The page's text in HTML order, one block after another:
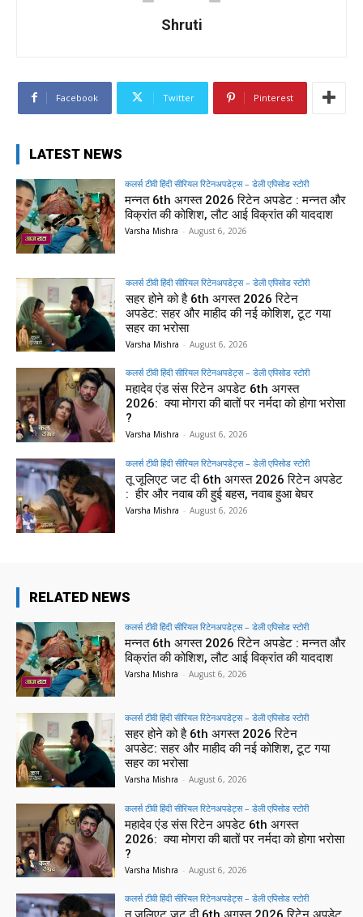
Shruti
Facebook Twitter Pinterest
LATEST NEWS
कलर्स टीवी हिंदी सीरियल रिटेनअपडेट्स – डेली एपिसोड स्टोरी
मन्नत 6th अगस्त 2026 रिटेन अपडेट : मन्नत और
विक्रांत की कोशिश, लौट आई विक्रांत की याददाश
Varsha Mishra - August 6, 2026
कलर्स टीवी हिंदी सीरियल रिटेनअपडेट्स – डेली एपिसोड स्टोरी
सहर होने को है 6th अगस्त 2026 रिटेन
अपडेट: सहर और माहीद की नई कोशिश, टूट गया
सहर का भरोसा
Varsha Mishra - August 6, 2026
कलर्स टीवी हिंदी सीरियल रिटेनअपडेट्स – डेली एपिसोड स्टोरी
महादेव एंड संस रिटेन अपडेट 6th अगस्त
2026: क्या मोगरा की बातों पर नर्मदा को होगा भरोसा
?
Varsha Mishra - August 6, 2026
कलर्स टीवी हिंदी सीरियल रिटेनअपडेट्स – डेली एपिसोड स्टोरी
तू जूलिएट जट दी 6th अगस्त 2026 रिटेन अपडेट
: हीर और नवाब की हुई बहस, नवाब हुआ बेघर
Varsha Mishra - August 6, 2026
RELATED NEWS
कलर्स टीवी हिंदी सीरियल रिटेनअपडेट्स – डेली एपिसोड स्टोरी
मन्नत 6th अगस्त 2026 रिटेन अपडेट : मन्नत और
विक्रांत की कोशिश, लौट आई विक्रांत की याददाश
Varsha Mishra - August 6, 2026
कलर्स टीवी हिंदी सीरियल रिटेनअपडेट्स – डेली एपिसोड स्टोरी
सहर होने को है 6th अगस्त 2026 रिटेन
अपडेट: सहर और माहीद की नई कोशिश, टूट गया
सहर का भरोसा
Varsha Mishra - August 6, 2026
कलर्स टीवी हिंदी सीरियल रिटेनअपडेट्स – डेली एपिसोड स्टोरी
महादेव एंड संस रिटेन अपडेट 6th अगस्त
2026: क्या मोगरा की बातों पर नर्मदा को होगा भरोसा
?
Varsha Mishra - August 6, 2026
कलर्स टीवी हिंदी सीरियल रिटेनअपडेट्स – डेली एपिसोड स्टोरी